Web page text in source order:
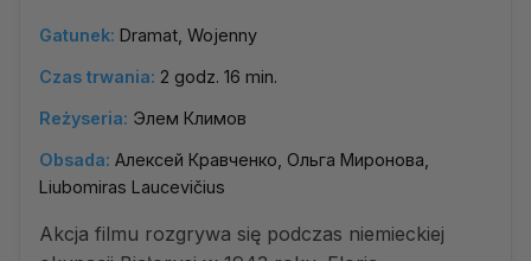
Gatunek: Dramat, Wojenny
Czas trwania: 2 godz. 16 min.
Reżyseria: Элем Климов
Obsada: Алексей Кравченко, Ольга Миронова,
Liubomiras Laucevičius
Akcja filmu rozgrywa się podczas niemieckiej